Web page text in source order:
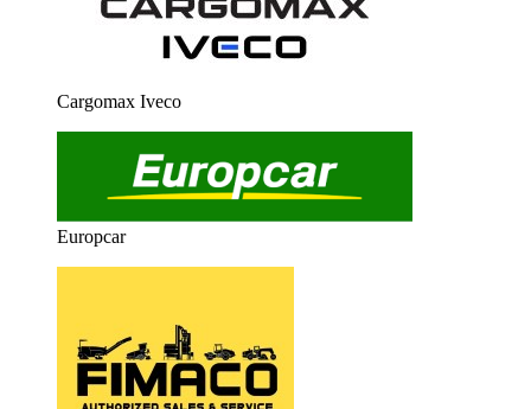
Cargomax Iveco
Europcar